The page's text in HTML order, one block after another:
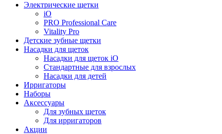
Электрические щетки
iO
PRO Professional Care
Vitality Pro
Детские зубные щетки
Насадки для щеток
Насадки для щеток iO
Стандартные для взрослых
Насадки для детей
Ирригаторы
Наборы
Аксессуары
Для зубных щеток
Для ирригаторов
Акции